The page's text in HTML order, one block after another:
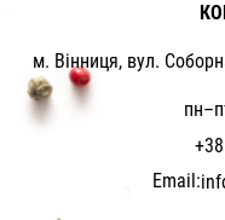
м. Вінниця, вул.
Email: